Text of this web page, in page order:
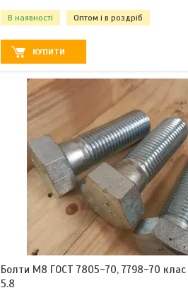
В наявності Оптом і в роздріб
КУПИТИ
Болти М8 ГОСТ 7805-70, 7798-70 клас
5.8